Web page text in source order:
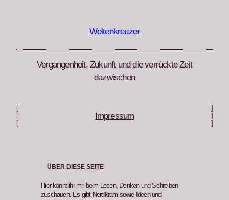
Weltenkreuzer
Vergangenheit, Zukunft und die verrückte Zeit
dazwischen
Impressum
ÜBER DIESE SEITE
Hier könnt ihr mir beim Lesen, Denken und Schreiben
zuschauen. Es gibt Nerdkram sowie Ideen und